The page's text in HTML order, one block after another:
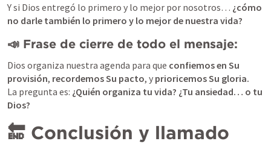
Y si Dios entregó lo primero y lo mejor por nosotros… ¿cómo
no darle también lo primero y lo mejor de nuestra vida?
📣 Frase de cierre de todo el mensaje:
Dios organiza nuestra agenda para que confiemos en Su
provisión, recordemos Su pacto, y prioricemos Su gloria.
La pregunta es: ¿Quién organiza tu vida? ¿Tu ansiedad… o tu
Dios?
🔚 Conclusión y llamado